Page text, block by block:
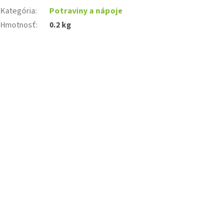
Kategória:
Potraviny a nápoje
Hmotnosť: 0.2 kg